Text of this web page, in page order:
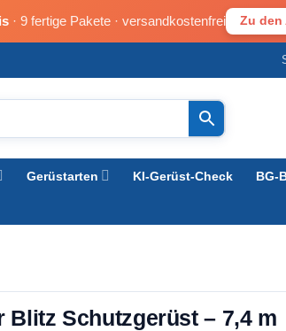
· 9 fertige Pakete · versandkostenfrei Zu
Gerüstarten KI-Gerüst-Check BG-
Blitz Schutzgerüst – 7,4 m